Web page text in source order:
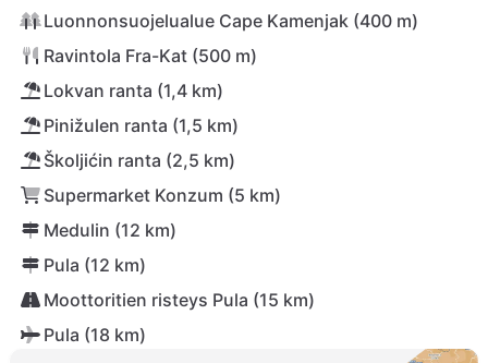
Luonnonsuojelualue Cape Kamenjak (400 m)
Ravintola Fra-Kat (500 m)
Lokvan ranta (1,4 km)
Pinižulen ranta (1,5 km)
Školjićin ranta (2,5 km)
Supermarket Konzum (5 km)
Medulin (12 km)
Pula (12 km)
Moottoritien risteys Pula (15 km)
Pula (18 km)